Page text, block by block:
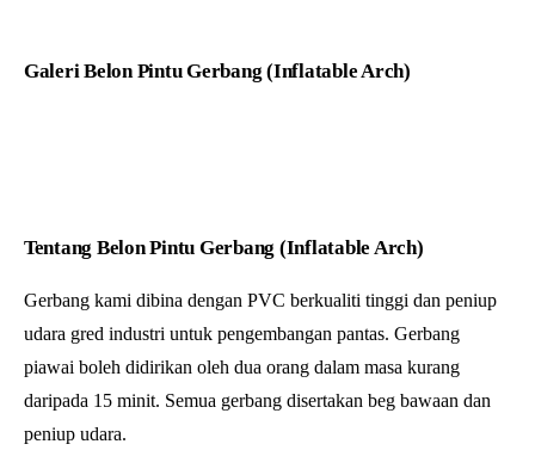
Galeri Belon Pintu Gerbang (Inflatable Arch)
Tentang Belon Pintu Gerbang (Inflatable Arch)
Gerbang kami dibina dengan PVC berkualiti tinggi dan peniup
udara gred industri untuk pengembangan pantas. Gerbang
piawai boleh didirikan oleh dua orang dalam masa kurang
daripada 15 minit. Semua gerbang disertakan beg bawaan dan
peniup udara.